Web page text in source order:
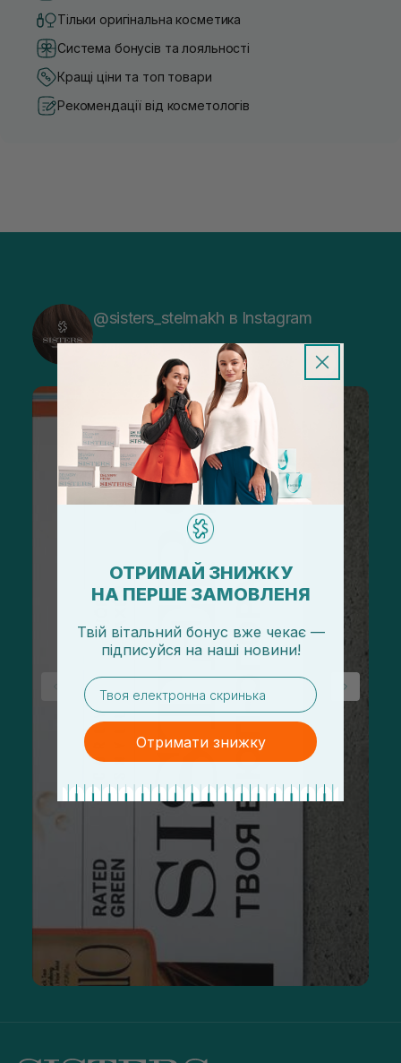
Тільки оригінальна косметика
Система бонусів та лояльності
Кращі ціни та топ товари
Рекомендації від косметологів
@sisters_stelmakh в Instagram
ОТРИМАЙ ЗНИЖКУ
НА ПЕРШЕ ЗАМОВЛЕНЯ
Твій вітальний бонус вже чекає —
підписуйся на наші новини!
email
Отримати знижку